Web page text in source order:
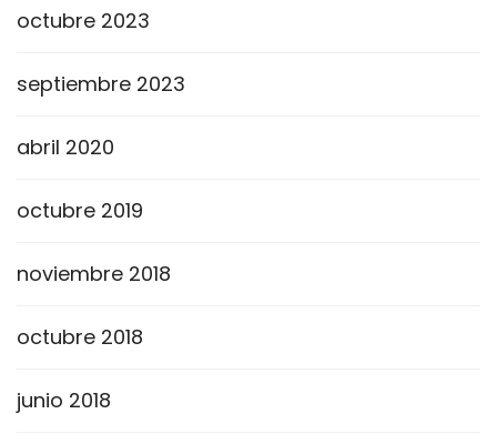
octubre 2023
septiembre 2023
abril 2020
octubre 2019
noviembre 2018
octubre 2018
junio 2018